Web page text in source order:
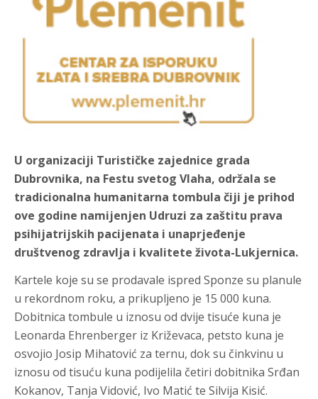
U organizaciji Turističke zajednice grada
Dubrovnika, na Festu svetog Vlaha, održala se
tradicionalna humanitarna tombula čiji je prihod
ove godine namijenjen Udruzi za zaštitu prava
psihijatrijskih pacijenata i unaprjeđenje
društvenog zdravlja i kvalitete života-Lukjernica.
Kartele koje su se prodavale ispred Sponze su planule
u rekordnom roku, a prikupljeno je 15 000 kuna.
Dobitnica tombule u iznosu od dvije tisuće kuna je
Leonarda Ehrenberger iz Križevaca, petsto kuna je
osvojio Josip Mihatović za ternu, dok su činkvinu u
iznosu od tisuću kuna podijelila četiri dobitnika Srđan
Kokanov, Tanja Vidović, Ivo Matić te Silvija Kisić.